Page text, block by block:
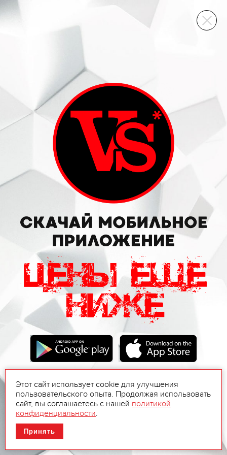
ВИННЫЙ СКЛАД
Этот сайт использует cookie для улучшения
пользовательского опыта. Продолжая использовать
сайт, вы соглашаетесь с нашей политикой
конфиденциальности.
Принять